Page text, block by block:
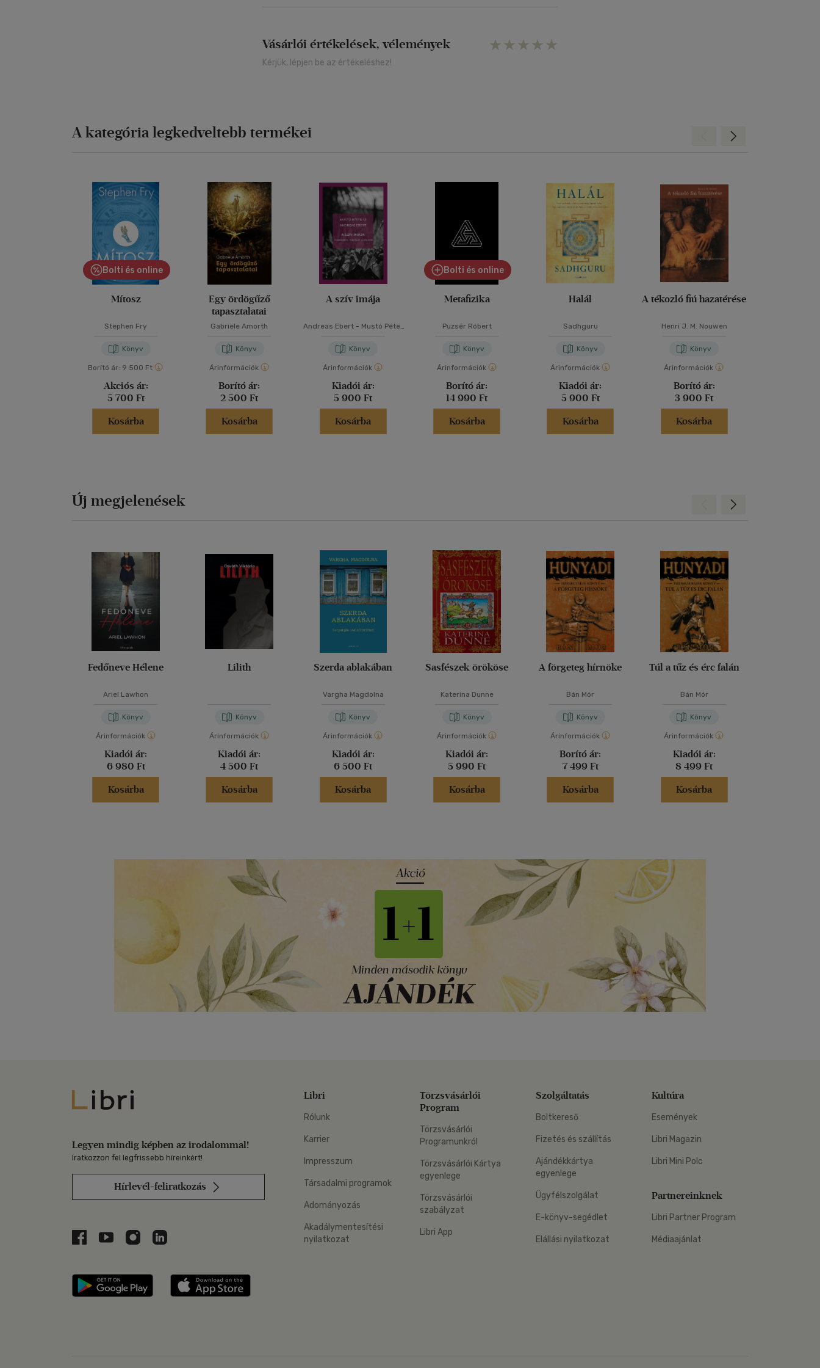
Vásárlói értékelések, vélemények
Kérjük, lépjen be az értékeléshez!
A kategória legkedveltebb termékei
Bolti és online
Mítosz
Stephen Fry
Könyv
Borító ár: 9 500 Ft
Akciós ár:
5 700 Ft
Kosárba
Egy ördögűző
tapasztalatai
Gabriele Amorth
Könyv
Árinformációk
Borító ár:
2 500 Ft
Kosárba
A szív imája
Andreas Ebert- Mustó Péter
Könyv
Árinformációk
Kiadói ár:
5 900 Ft
Kosárba
Bolti és online
Metafizika
Puzsér Róbert
Könyv
Árinformációk
Borító ár:
14 990 Ft
Kosárba
Halál
Sadhguru
Könyv
Árinformációk
Kiadói ár:
5 900 Ft
Kosárba
A tékozló fiú hazatérése
Henri J. M. Nouwen
Könyv
Árinformációk
Borító ár:
3 900 Ft
Kosárba
Előre
Új megjelenések
Fedőneve Hélene
Ariel Lawhon
Könyv
Árinformációk
Kiadói ár:
6 980 Ft
Kosárba
Lilith
Könyv
Árinformációk
Kiadói ár:
4 500 Ft
Kosárba
Szerda ablakában
Vargha Magdolna
Könyv
Árinformációk
Kiadói ár:
6 500 Ft
Kosárba
Sasfészek örököse
Katerina Dunne
Könyv
Árinformációk
Kiadói ár:
5 990 Ft
Kosárba
A förgeteg hírnöke
Bán Mór
Könyv
Árinformációk
Borító ár:
7 499 Ft
Kosárba
Túl a tűz és érc falán
Bán Mór
Könyv
Árinformációk
Kiadói ár:
8 499 Ft
Kosárba
Előre
Libri
Legyen mindig képben az irodalommal!
Iratkozzon fel legfrissebb híreinkért!
Hírlevél-feliratkozás
Libri a Facebookon
Libri a Youtube-on
Libri az Instagramon
Libri a LinkedInen
Libri applikáció Szerezd meg: Google Play
Libri
Rólunk
Karrier
Impresszum
Társadalmi programok
Adományozás
Akadálymentesítési
nyilatkozat
Törzsvásárlói
Program
Törzsvásárlói
Programunkról
Törzsvásárlói Kártya
egyenlege
Törzsvásárlói
szabályzat
Libri App
Szolgáltatás
Boltkereső
Fizetés és szállítás
Ajándékkártya
egyenlege
Ügyfélszolgálat
E-könyv-segédlet
Elállási nyilatkozat
Kultúra
Események
Libri Magazin
Libri Mini Polc
Partnereinknek
Libri Partner Program
Médiaajánlat